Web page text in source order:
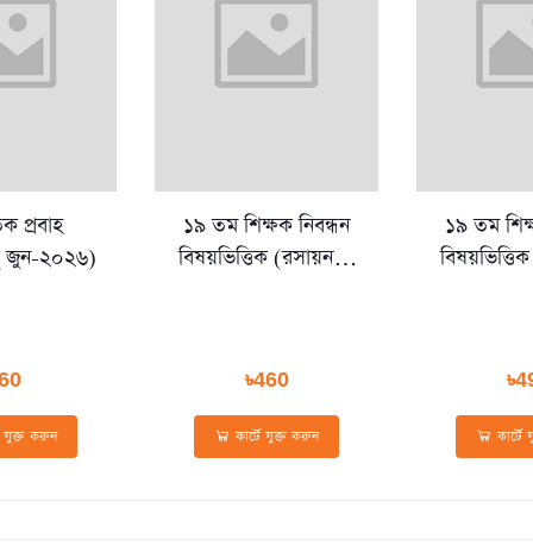
প্রবাহ
জুন-২০২৬)
যুক্ত করুন
১৯ তম শিক্ষক নিবন্ধন
বিষয়ভিত্তিক (রসায়ন) -
৳460
কার্টে যুক্ত করুন
১৯ তম